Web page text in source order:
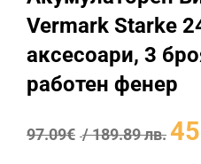
Vermark Starke
аксесоари, 3
работен фенер
97.09€ / 189.89 лв.
price